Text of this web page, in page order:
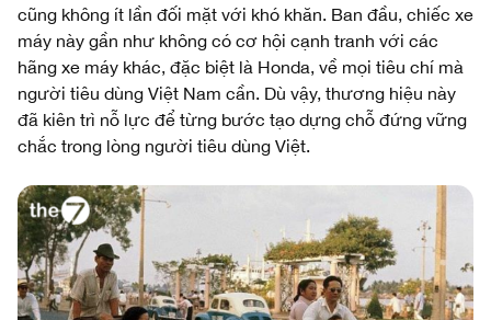
cũng không ít lần đối mặt với khó khăn. Ban đầu, chiếc xe
máy này gần như không có cơ hội cạnh tranh với các
hãng xe máy khác, đặc biệt là Honda, về mọi tiêu chí mà
người tiêu dùng Việt Nam cần. Dù vậy, thương hiệu này
đã kiên trì nỗ lực để từng bước tạo dựng chỗ đứng vững
chắc trong lòng người tiêu dùng Việt.